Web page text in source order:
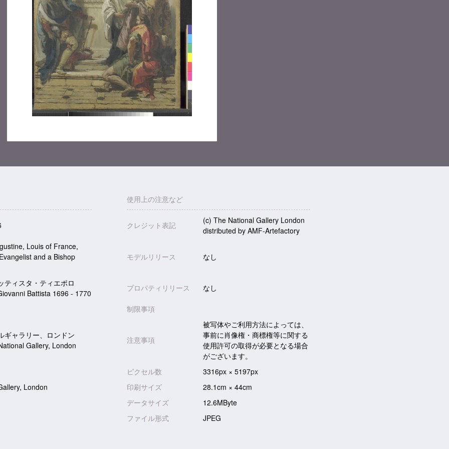
使用上の注意など
クレジット表記
(c) The National Gallery London
distributed by AMF-Artefactory
Louis of France,
and a Bishop
モデルリリース なし
ティスタ・ティエポロ
Battista 1696 - 1770
プロパティリリース なし
制限事項
ギャラリー、ロンドン
Gallery, London
注意事項
被写体やご利用方法によっては、
事前に肖像権・商標権等に関する
使用許可の取得が必要となる場合
がございます。
ピクセル数
3316px × 5197px
London
印刷サイズ
28.1cm × 44cm
データサイズ
12.6MByte
ファイル形式
JPEG